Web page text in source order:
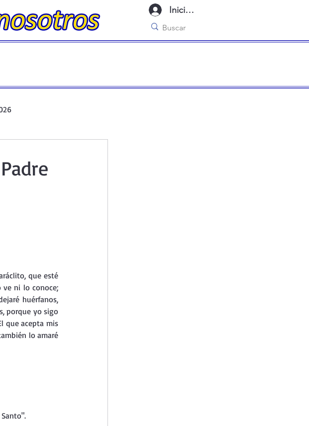
Iniciar sesión
ve ni lo conoce;
huérfanos,
porque yo sigo
que acepta mis
lo amaré